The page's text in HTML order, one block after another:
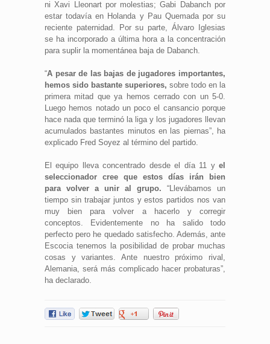
ni Xavi Lleonart por molestias; Gabi Dabanch por
estar todavía en Holanda y Pau Quemada por su
reciente paternidad. Por su parte, Álvaro Iglesias
se ha incorporado a última hora a la concentración
para suplir la momentánea baja de Dabanch.
“A pesar de las bajas de jugadores importantes,
hemos sido bastante superiores, sobre todo en la
primera mitad que ya hemos cerrado con un 5-0.
Luego hemos notado un poco el cansancio porque
hace nada que terminó la liga y los jugadores llevan
acumulados bastantes minutos en las piernas”, ha
explicado Fred Soyez al término del partido.
El equipo lleva concentrado desde el día 11 y el
seleccionador cree que estos días irán bien
para volver a unir al grupo. “Llevábamos un
tiempo sin trabajar juntos y estos partidos nos van
muy bien para volver a hacerlo y corregir
conceptos. Evidentemente no ha salido todo
perfecto pero he quedado satisfecho. Además, ante
Escocia tenemos la posibilidad de probar muchas
cosas y variantes. Ante nuestro próximo rival,
Alemania, será más complicado hacer probaturas”,
ha declarado.